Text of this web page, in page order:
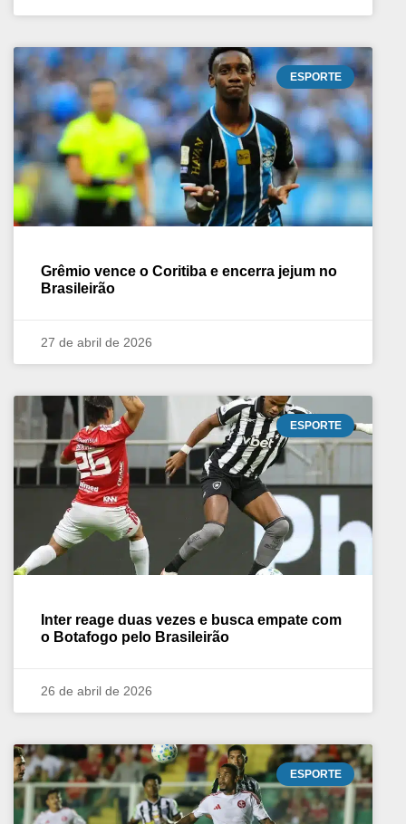
ESPORTE
Grêmio vence o Coritiba e encerra jejum no
Brasileirão
27 de abril de 2026
ESPORTE
Inter reage duas vezes e busca empate com
o Botafogo pelo Brasileirão
26 de abril de 2026
ESPORTE